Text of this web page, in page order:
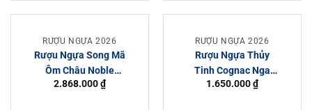
RƯỢU NGỰA 2026
Rượu Ngựa Song Mã
Ôm Châu Noble
Cognac Hors d’Age:
2.868.000₫
RƯỢU NGỰA 2026
Rượu Ngựa Thủy
Tinh Cognac Nga
Chính Hãng Giá Tốt
1.650.000₫